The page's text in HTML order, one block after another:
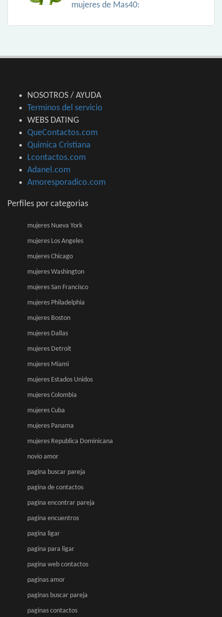
mujeres de Mas40:
NOSOTROS / AYUDA
Terminos del servicio
WEBS DATING
QueContactos.com
Quimica Cristiana
Lcontactos.com
Adanel.com
Amoresporadico.com
Perfiles por categorias
mujeres Nueva York
mujeres Los Angeles
mujeres Chicago
mujeres Washington
mujeres San Francisco
mujeres Philadelphia
mujeres Boston
mujeres Dallas
mujeres Detroit
mujeres Miami
mujeres Estados Unidos
mujeres Colombia
mujeres Cuba
mujeres Panama
mujeres Republica Dominicana
novio amor
pagina buscar pareja
pagina de contactos
pagina encontrar pareja
pagina encuentros
pagina ligar
pagina para ligar
pagina web contactos
paginas amor
paginas buscar pareja
paginas contactos